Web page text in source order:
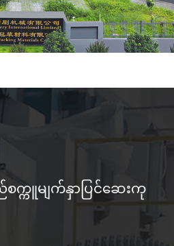
က္ကူမျက်နှာပြင်ဆေးကု